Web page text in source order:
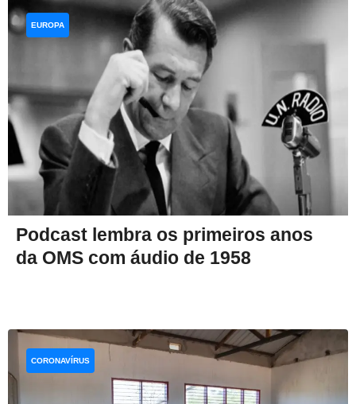
Podcast lembra os primeiros anos
da OMS com áudio de 1958
EUROPA
CORONAVÍRUS